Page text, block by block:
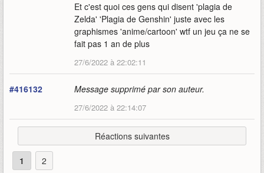
Et c'est quoi ces gens qui disent 'plagia de
Zelda' 'Plagia de Genshin' juste avec les
graphismes 'anime/cartoon' wtf un jeu ça ne se
fait pas 1 an de plus
27/6/2022 à 22:02:11
#416132 Message supprimé par son auteur.
27/6/2022 à 22:14:07
Réactions suivantes
1 2